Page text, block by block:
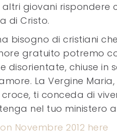
altri giovani
di Cristo.
bisogno di cristiani
gratuito potremo
disorientate, chiuse
La Vergine
ti conceda di
nel tuo ministero
Novembre 2012 here